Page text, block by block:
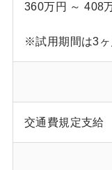
360万円 ～ 408
※試用期間は3ヶ
交通費規定支給